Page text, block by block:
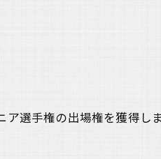
ア選手権の出場権を獲得し